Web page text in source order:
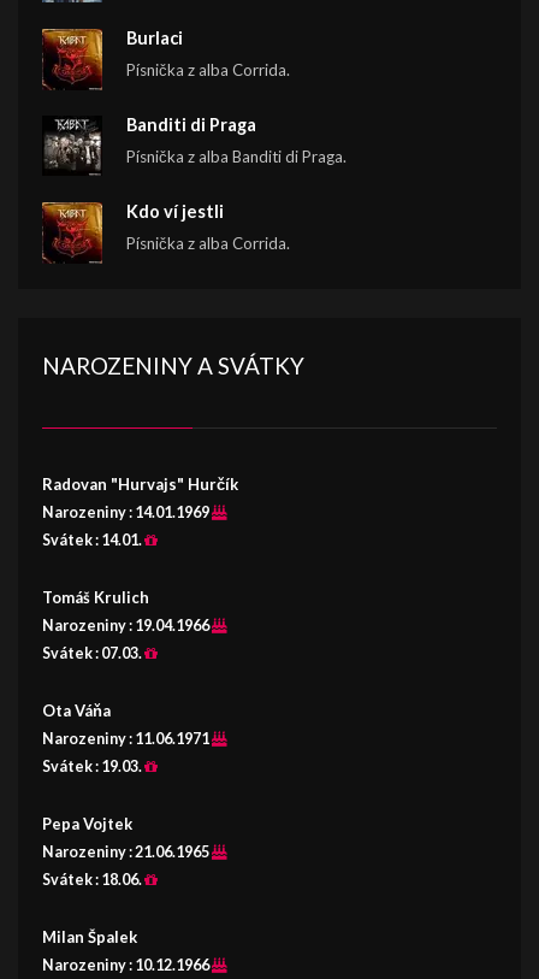
Burlaci
Písnička z alba Corrida.
Banditi di Praga
Písnička z alba Banditi di Praga.
Kdo ví jestli
Písnička z alba Corrida.
NAROZENINY A SVÁTKY
Radovan "Hurvajs" Hurčík
Narozeniny : 14.01.1969
Svátek : 14.01.
Tomáš Krulich
Narozeniny : 19.04.1966
Svátek : 07.03.
Ota Váňa
Narozeniny : 11.06.1971
Svátek : 19.03.
Pepa Vojtek
Narozeniny :21.06.1965
Svátek : 18.06.
Milan Špalek
Narozeniny : 10.12.1966